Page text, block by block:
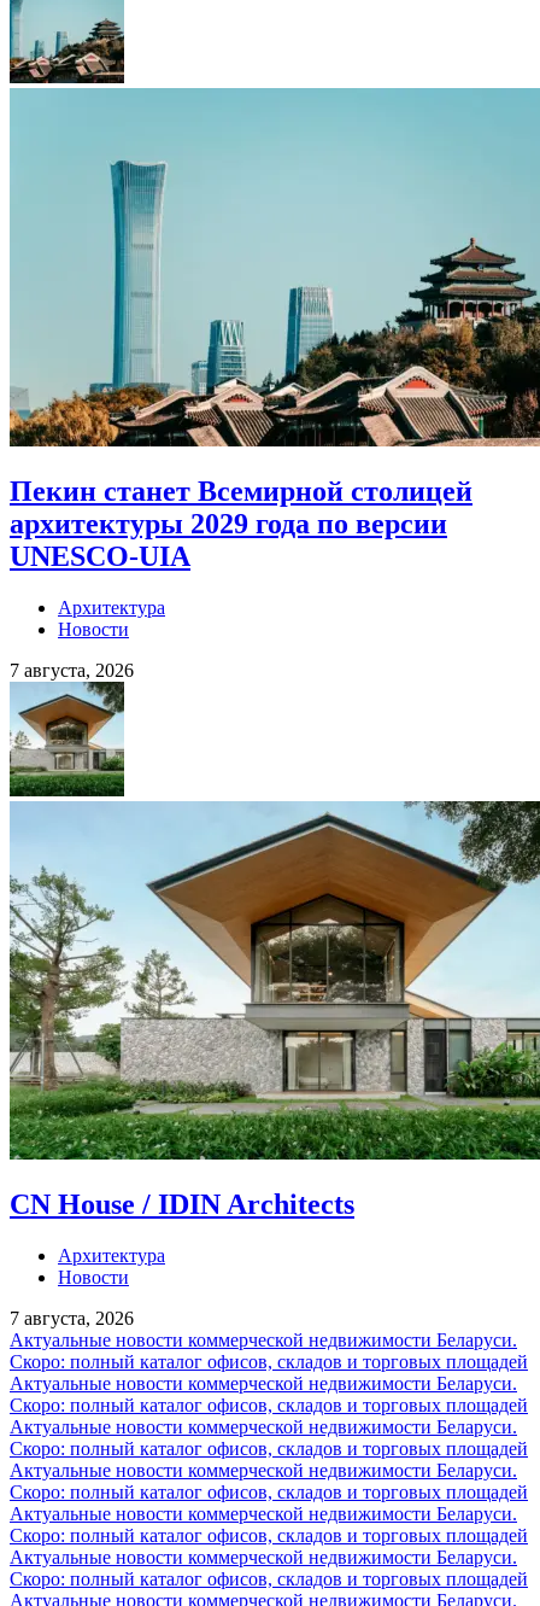
Пекин станет Всемирной столицей
архитектуры 2029 года по версии
UNESCO-UIA
Архитектура
Новости
7 августа, 2026
CN House / IDIN Architects
Архитектура
Новости
7 августа, 2026
Актуальные новости коммерческой недвижимости Беларуси.
Скоро: полный каталог офисов, складов и торговых площадей
Актуальные новости коммерческой недвижимости Беларуси.
Скоро: полный каталог офисов, складов и торговых площадей
Актуальные новости коммерческой недвижимости Беларуси.
Скоро: полный каталог офисов, складов и торговых площадей
Актуальные новости коммерческой недвижимости Беларуси.
Скоро: полный каталог офисов, складов и торговых площадей
Актуальные новости коммерческой недвижимости Беларуси.
Скоро: полный каталог офисов, складов и торговых площадей
Актуальные новости коммерческой недвижимости Беларуси.
Скоро: полный каталог офисов, складов и торговых площадей
Актуальные новости коммерческой недвижимости Беларуси.